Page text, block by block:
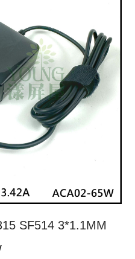
SF514 3*1.1MM